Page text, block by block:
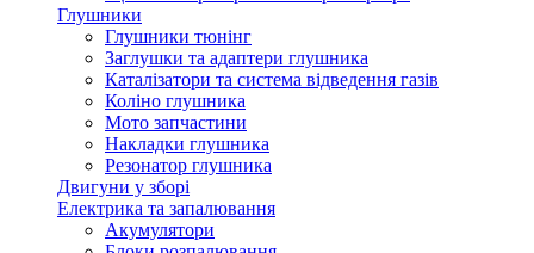
Глушники
Глушники тюнінг
Заглушки та адаптери глушника
Каталізатори та система відведення газів
Коліно глушника
Мото запчастини
Накладки глушника
Резонатор глушника
Двигуни у зборі
Електрика та запалювання
Акумулятори